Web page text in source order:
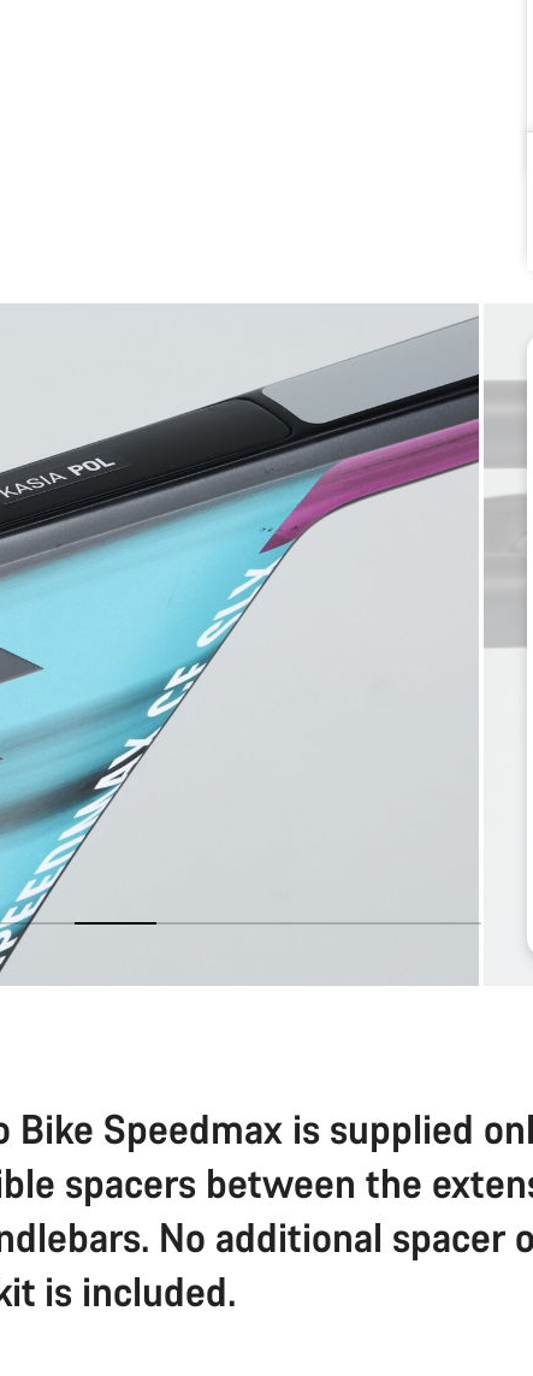
Bike Speedmax is supplied
spacers between the
No additional spacer
is included.